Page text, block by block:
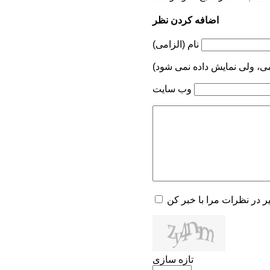
اضافه کردن نظر
نام (الزامی)
ولی نمایش داده نمی شود)
وب سایت
در نظرات مرا با خبر کن
تازه سازی